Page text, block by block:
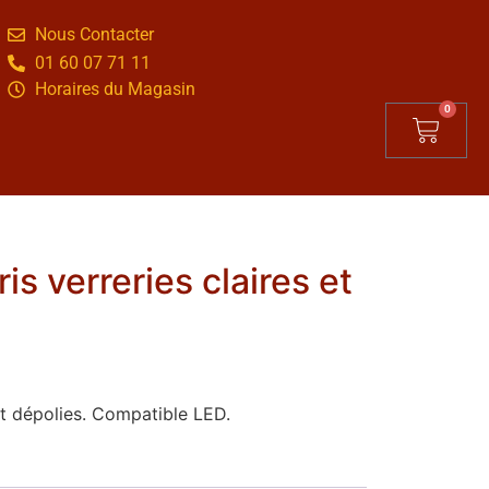
Nous Contacter
01 60 07 71 11
Horaires du Magasin
0
verreries claires et
dépolies. Compatible LED.